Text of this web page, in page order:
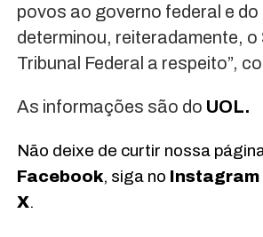
povos ao governo federal e do
determinou, reiteradamente, o
Tribunal Federal a respeito”,
As informações são do UOL.
Não deixe de curtir nossa
Facebook, siga no Instagram
X.